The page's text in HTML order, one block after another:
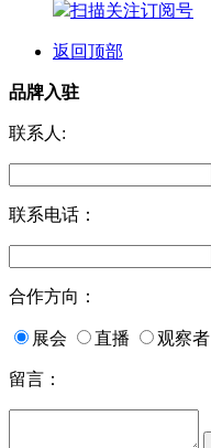
扫描关注订阅号
返回顶部
品牌入驻
联系人:
联系电话：
合作方向：
展会 直播 观察者
留言：